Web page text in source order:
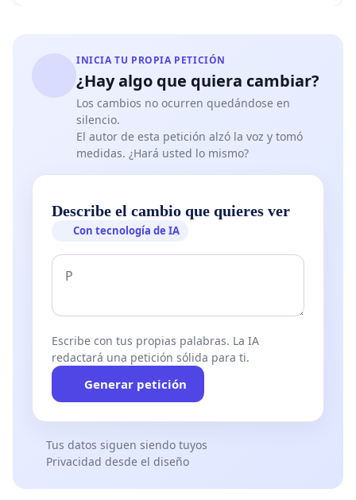
INICIA TU PROPIA PETICIÓN
¿Hay algo que quiera cambiar?
Los cambios no ocurren quedándose en
silencio.
El autor de esta petición alzó la voz y tomó
medidas. ¿Hará usted lo mismo?
Describe el cambio que quieres ver
Con tecnología de IA
Escribe con tus propias palabras. La IA
redactará una petición sólida para ti.
Generar petición
Tus datos siguen siendo tuyos
Privacidad desde el diseño